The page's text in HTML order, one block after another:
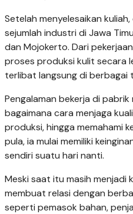
Setelah menyelesaikan
sejumlah industri di Jawa
dan Mojokerto. Dari
proses produksi kulit secara
terlibat langsung di berbagai
Pengalaman bekerja di
bagaimana cara menjaga
produksi, hingga memahami
pula, ia mulai memiliki
sendiri suatu hari nanti.
Meski saat itu masih menjadi
membuat relasi dengan
seperti pemasok bahan,